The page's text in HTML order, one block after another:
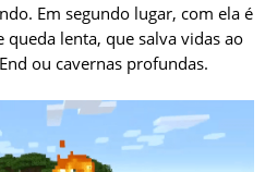
Em segundo lugar, com ela é
lenta, que salva vidas ao
ou cavernas profundas.